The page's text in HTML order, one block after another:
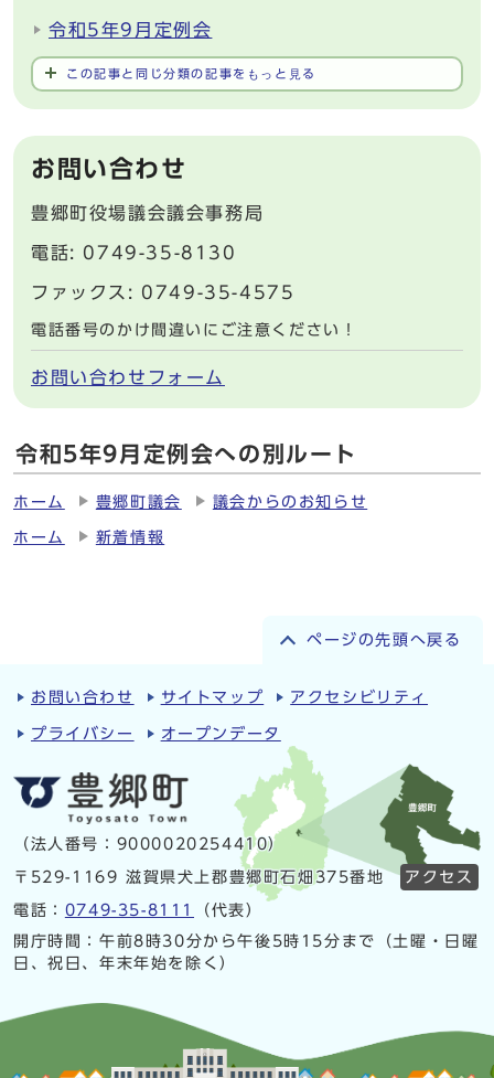
令和5年9月定例会
この記事と同じ分類の記事をもっと見る
お問い合わせ
豊郷町役場議会議会事務局
電話: 0749-35-8130
ファックス: 0749-35-4575
電話番号のかけ間違いにご注意ください！
お問い合わせフォーム
令和5年9月定例会への別ルート
ホーム 豊郷町議会 議会からのお知らせ
ホーム 新着情報
ページの先頭へ戻る
お問い合わせ サイトマップ アクセシビリティ
プライバシー オープンデータ
（法人番号：9000020254410）
〒529-1169 滋賀県犬上郡豊郷町石畑375番地 アクセス
電話： 0749-35-8111
（代表）
開庁時間：午前8時30分から午後5時15分まで（土曜・日曜
日、祝日、年末年始を除く）